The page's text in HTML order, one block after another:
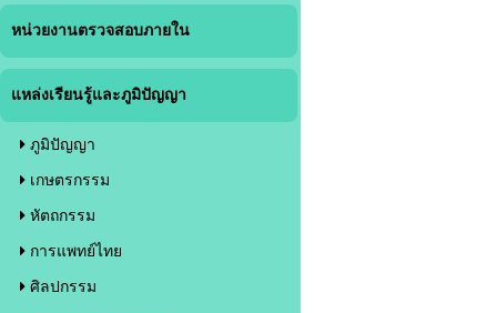
หน่วยงานตรวจสอบภายใน
แหล่งเรียนรู้และภูมิปัญญา
ภูมิปัญญา
เกษตรกรรม
หัตถกรรม
การแพทย์ไทย
ศิลปกรรม